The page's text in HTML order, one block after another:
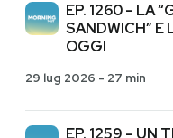
EP. 1260 – LA
SANDWICH” E
OGGI
29 lug 2026 - 27 min
EP. 1259 – UN